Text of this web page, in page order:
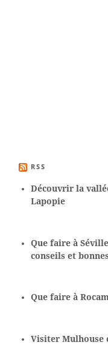
RSS
Découvrir la
Lapopie
Que faire à
conseils et
Que faire à
Visiter Mulhouse